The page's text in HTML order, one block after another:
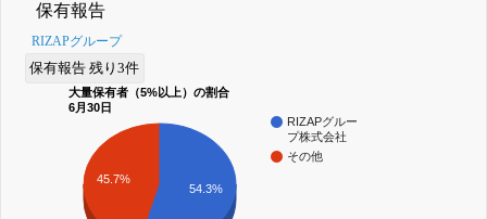
保有報告
RIZAPグループ
保有報告 残り3件
大量保有者（5%以上）の割合
6月30日
RIZAPグルー
プ株式会社
その他
45.7%
54.3%